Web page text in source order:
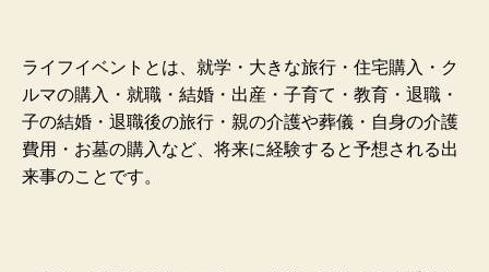
ライフイベントとは、就学・大きな旅行・住宅購入・ク
ルマの購入・就職・結婚・出産・子育て・教育・退職・
子の結婚・退職後の旅行・親の介護や葬儀・自身の介護
費用・お墓の購入など、将来に経験すると予想される出
来事のことです。